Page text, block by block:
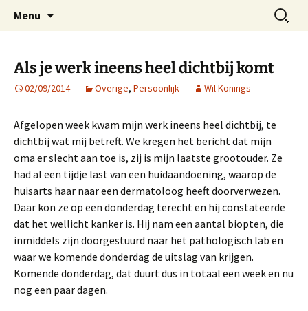
ProBeter
Voor excellente professionals
Menu
Zoeken
naar:
Als je werk ineens heel dichtbij komt
02/09/2014 Overige, Persoonlijk Wil Konings
Afgelopen week kwam mijn werk ineens heel dichtbij, te
dichtbij wat mij betreft. We kregen het bericht dat mijn
oma er slecht aan toe is, zij is mijn laatste grootouder. Ze
had al een tijdje last van een huidaandoening, waarop de
huisarts haar naar een dermatoloog heeft doorverwezen.
Daar kon ze op een donderdag terecht en hij constateerde
dat het wellicht kanker is. Hij nam een aantal biopten, die
inmiddels zijn doorgestuurd naar het pathologisch lab en
waar we komende donderdag de uitslag van krijgen.
Komende donderdag, dat duurt dus in totaal een week en nu
nog een paar dagen.